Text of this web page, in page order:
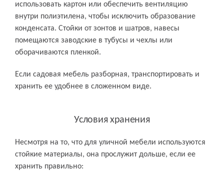
использовать картон или обеспечить вентиляцию
внутри полиэтилена, чтобы исключить образование
конденсата. Стойки от зонтов и шатров, навесы
помещаются заводские в тубусы и чехлы или
оборачиваются пленкой.
Если садовая мебель разборная, транспортировать и
хранить ее удобнее в сложенном виде.
Условия хранения
Несмотря на то, что для уличной мебели используются
стойкие материалы, она прослужит дольше, если ее
хранить правильно: